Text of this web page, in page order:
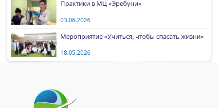
Практики в МЦ «Эребуни»
03.06.2026
Мероприятие «Учиться, чтобы спасать жизни»
18.05.2026